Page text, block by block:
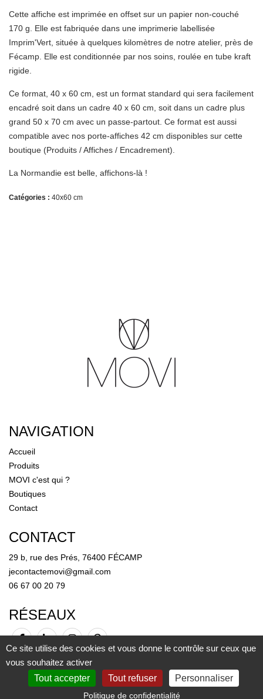
Cette affiche est imprimée en offset sur un papier non-couché
170 g. Elle est fabriquée dans une imprimerie labellisée
Imprim'Vert, située à quelques kilomètres de notre atelier, près de
Fécamp. Elle est conditionnée par nos soins, roulée en tube kraft
rigide.
Ce format, 40 x 60 cm, est un format standard qui sera facilement
encadré soit dans un cadre 40 x 60 cm, soit dans un cadre plus
grand 50 x 70 cm avec un passe-partout. Ce format est aussi
compatible avec nos porte-affiches 42 cm disponibles sur cette
boutique (Produits / Affiches / Encadrement).
La Normandie est belle, affichons-là !
Catégories : 40x60 cm
NAVIGATION
Accueil
Produits
MOVI c'est qui ?
Boutiques
Contact
CONTACT
29 b, rue des Prés, 76400 FÉCAMP
jecontactemovi@gmail.com
06 67 00 20 79
RÉSEAUX
Mentions légales Plan du site-CGV-
Gestion des cookies
© Copyright 2026 MOVI
Ce site utilise des cookies et vous donne le contrôle sur ceux que
vous souhaitez activer
Tout accepter
Tout refuser Personnaliser
Politique de confidentialité